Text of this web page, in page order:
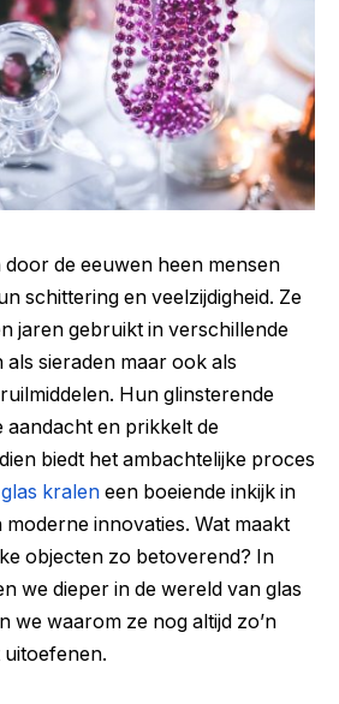
de eeuwen heen mensen
schittering en veelzijdigheid. Ze
jaren gebruikt in verschillende
sieraden maar ook als
Hun glinsterende
aandacht en prikkelt de
biedt het ambachtelijke proces
glas kralen een boeiende inkijk in
innovaties. Wat maakt
objecten zo betoverend? In
we dieper in de wereld van glas
we waarom ze nog altijd zo’n